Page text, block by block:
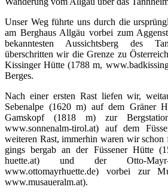
Unser Weg führte uns durch die
am Berghaus Allgäu vorbei zum
bekanntesten Aussichtsberg des
überschritten wir die Grenze zu
Kissinger Hütte (1788 m,
Berges.
Nach einer ersten Rast liefen wir,
Sebenalpe (1620 m) auf dem Gräner
Gamskopf (1818 m) zur
www.sonnenalm-tirol.at) auf dem
weiteren Rast, immerhin waren wir schon
gings bergab an der Füssener Hütte
huette.at) und der Otto-
www.ottomayrhuette.de) vorbei zur
www.musaueralm.at).